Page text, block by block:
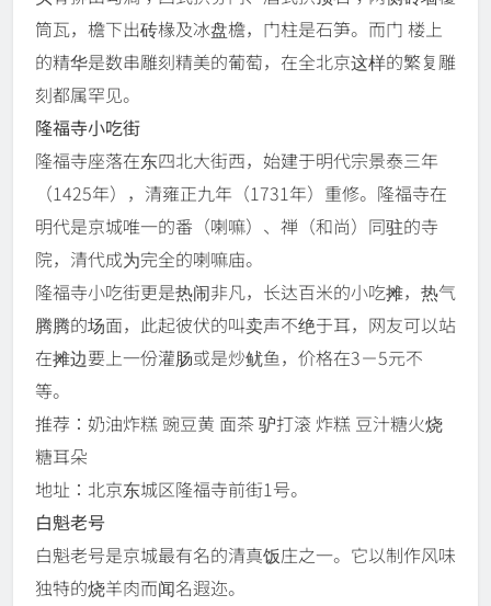
筒瓦，檐下出砖椽及冰盘檐，门柱是石笋。而门 楼上
的精华是数串雕刻精美的葡萄，在全北京这样的繁复雕
刻都属罕见。
隆福寺小吃街
隆福寺座落在东四北大街西，始建于明代宗景泰三年
（1425年），清雍正九年（1731年）重修。隆福寺在
明代是京城唯一的番（喇嘛）、禅（和尚）同驻的寺
院，清代成为完全的喇嘛庙。
隆福寺小吃街更是热闹非凡，长达百米的小吃摊，热气
腾腾的场面，此起彼伏的叫卖声不绝于耳，网友可以站
在摊边要上一份灌肠或是炒鱿鱼，价格在3－5元不
等。
推荐：奶油炸糕 豌豆黄 面茶 驴打滚 炸糕 豆汁糖火烧
糖耳朵
地址：北京东城区隆福寺前街1号。
白魁老号
白魁老号是京城最有名的清真饭庄之一。它以制作风味
独特的烧羊肉而闻名遐迩。